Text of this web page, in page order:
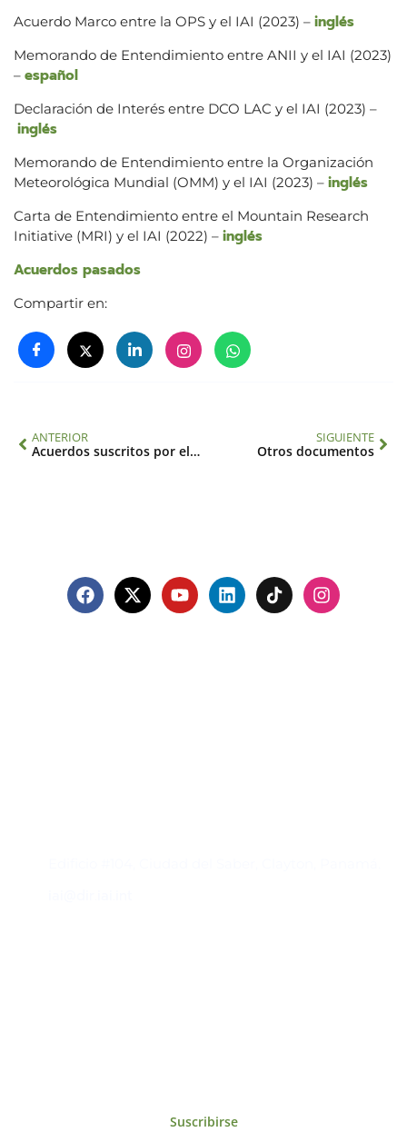
Acuerdo Marco entre la OPS y el IAI (2023) – inglés
Memorando de Entendimiento entre ANII y el IAI (2023)
– español
Declaración de Interés entre DCO LAC y el IAI (2023) –
inglés
Memorando de Entendimiento entre la Organización
Meteorológica Mundial (OMM) y el IAI (2023) – inglés
Carta de Entendimiento entre el Mountain Research
Initiative (MRI) y el IAI (2022) – inglés
Acuerdos pasados
Compartir en:
ANTERIOR
Acuerdos suscritos por el IAI con sus asociados
SIGUIENTE
Otros documentos
Suscribirse